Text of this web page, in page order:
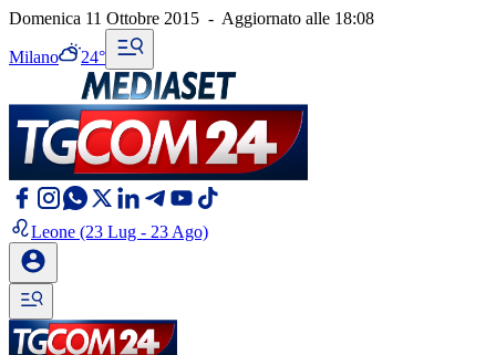
Domenica 11 Ottobre 2015 - Aggiornato alle 18:08
Milano 24°
Leone (23 Lug - 23 Ago)